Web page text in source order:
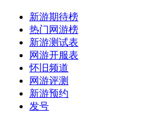
新游期待榜
热门网游榜
新游测试表
网游开服表
怀旧频道
网游评测
新游预约
发号